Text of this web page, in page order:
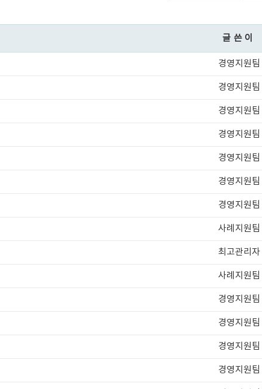
글쓴이
경영지원팀
경영지원팀
경영지원팀
경영지원팀
경영지원팀
경영지원팀
경영지원팀
사례지원팀
최고관리자
사례지원팀
경영지원팀
경영지원팀
경영지원팀
경영지원팀